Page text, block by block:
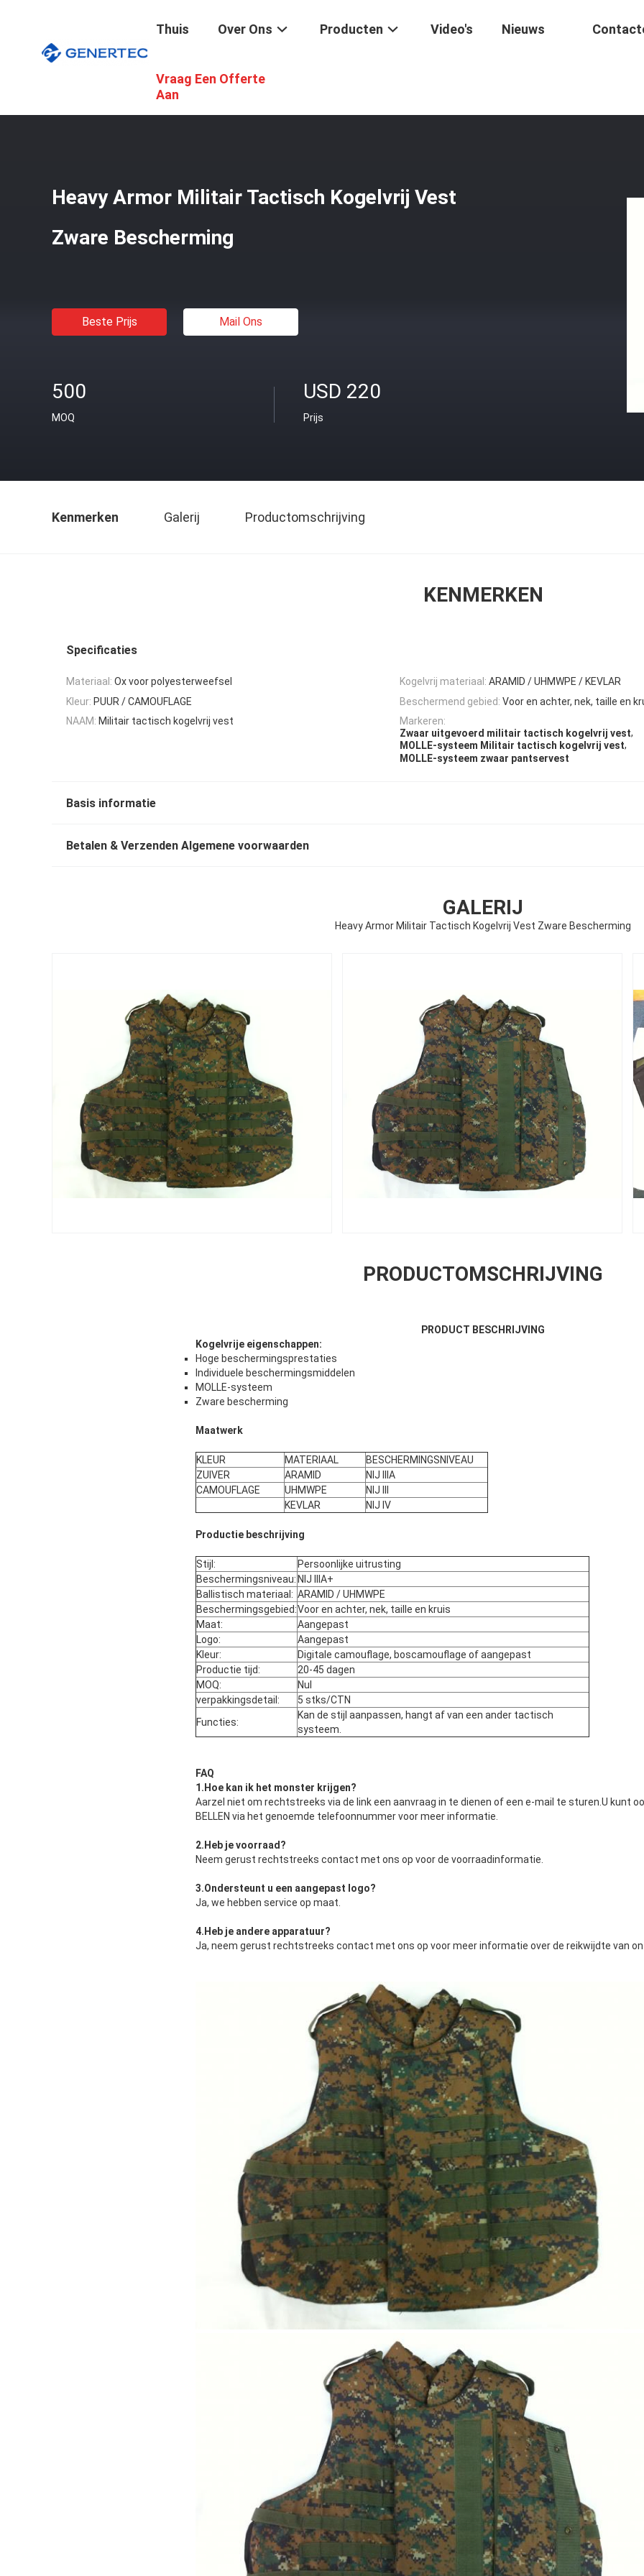
Thuis Over Ons Producten Video's Nieuws
Vraag Een Offerte
Aan
Militair Tactisch Kogelvrij Vest
Heavy Armor Militair Tactisch Kogelvrij Vest
Zware Bescherming
Beste Prijs Mail Ons
500
MOQ
USD 220
Prijs
Kenmerken Galerij Productomschrijving
KENMERKEN
Specificaties
Materiaal: Ox voor polyesterweefsel Kogelvrij materiaal: ARAMID / UHMWPE / KEVLAR
Kleur: PUUR / CAMOUFLAGE Beschermend gebied: Voor en achter, nek, taille en
NAAM: Militair tactisch kogelvrij vest
Markeren:
Zwaar uitgevoerd militair tactisch kogelvrij vest,
MOLLE-systeem Militair tactisch kogelvrij vest,
MOLLE-systeem zwaar pantservest
Basis informatie
Betalen & Verzenden Algemene voorwaarden
GALERIJ
Heavy Armor Militair Tactisch Kogelvrij Vest Zware Bescherming
PRODUCTOMSCHRIJVING
PRODUCT BESCHRIJVING
Kogelvrije eigenschappen:
Hoge beschermingsprestaties
Individuele beschermingsmiddelen
MOLLE-systeem
Zware bescherming
Maatwerk
KLEUR MATERIAAL
BESCHERMINGSNIVEAU
ZUIVER
ARAMID
NIJ IIIA
CAMOUFLAGE
UHMWPE
NIJ III
KEVLAR
NIJ IV
Productie beschrijving
Stijl:
Persoonlijke uitrusting
Beschermingsniveau: NIJ IIIA+
Ballistisch materiaal: ARAMID / UHMWPE
Beschermingsgebied:Voor en achter, nek, taille en kruis
Maat:
Aangepast
Logo:
Aangepast
Kleur:
Digitale camouflage, boscamouflage of aangepast
Productie tijd:
20-45 dagen
MOQ:
Nul
verpakkingsdetail:
5 stks/CTN
Functies:
Kan de stijl aanpassen, hangt af van een ander tactisch
systeem.
FAQ
1. Hoe kan ik het monster krijgen?
Aarzel niet om rechtstreeks via de link een aanvraag in te dienen of een e-mail te sturen.U kunt
BELLEN via het genoemde telefoonnummer voor meer informatie.
2. Heb je voorraad ?
Neem gerust rechtstreeks contact met ons op voor de voorraadinformatie.
3.Ondersteunt u een aangepast logo?
Ja, we hebben service op maat.
4. Heb je andere apparatuur?
Ja, neem gerust rechtstreeks contact met ons op voor meer informatie over de reikwijdte van